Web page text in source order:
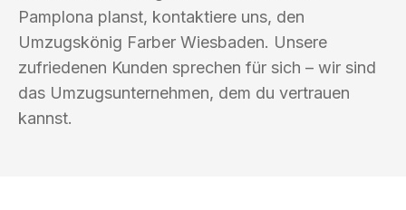
Pamplona planst, kontaktiere uns, den
Umzugskönig Farber Wiesbaden. Unsere
zufriedenen Kunden sprechen für sich – wir sind
das Umzugsunternehmen, dem du vertrauen
kannst.